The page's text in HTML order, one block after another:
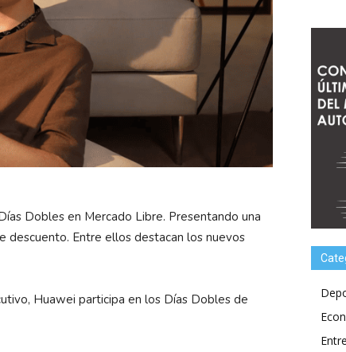
Dobles en Mercado Libre. Presentando una
descuento. Entre ellos destacan los nuevos
Huawei participa en los Días Dobles de